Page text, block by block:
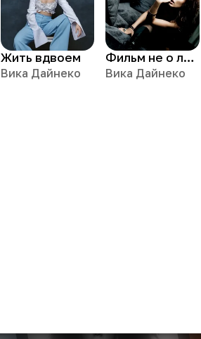
Жить вдвоем
Вика Дайнеко
Фильм не о любви
Вика Дайнеко